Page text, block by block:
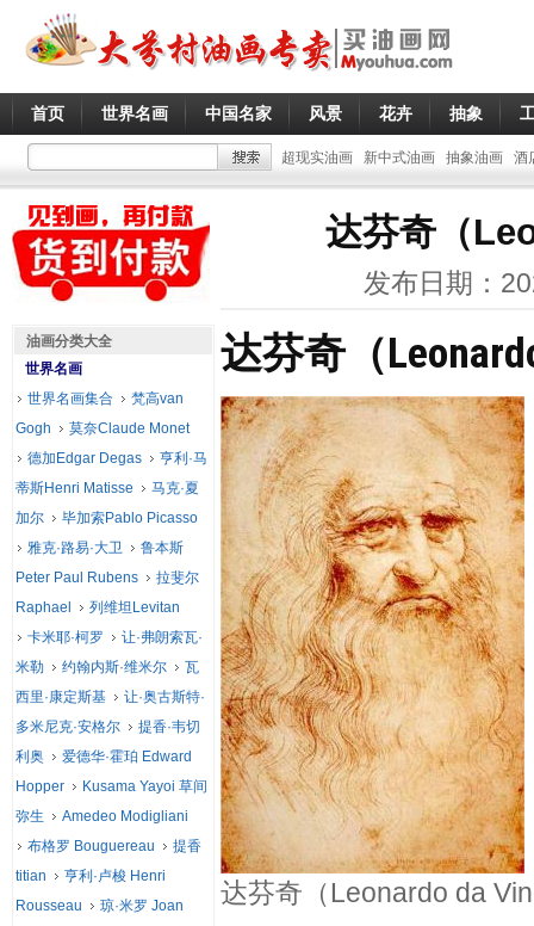
首页 世界名画 中国名家 风景 花卉 抽象
超现实油画 新中式油画 抽象油画 酒
达芬奇（
发布日期：
达芬奇（
达芬奇（Leonardo da
油画分类大全
世界名画
世界名画集合
梵高van
Gogh
莫奈Claude Monet
德加Edgar Degas
亨利·马
蒂斯Henri Matisse
马克·夏
加尔
毕加索Pablo Picasso
雅克·路易·大卫
鲁本斯
Peter Paul Rubens
拉斐尔
Raphael
列维坦Levitan
卡米耶·柯罗
让·弗朗索瓦·
米勒
约翰内斯·维米尔
瓦
西里·康定斯基
让·奥古斯特·
多米尼克·安格尔
提香·韦切
利奥
爱德华·霍珀 Edward
Hopper
Kusama Yayoi 草间
弥生
Amedeo Modigliani
布格罗 Bouguereau
提香
titian
亨利·卢梭 Henri
Rousseau
琼·米罗 Joan